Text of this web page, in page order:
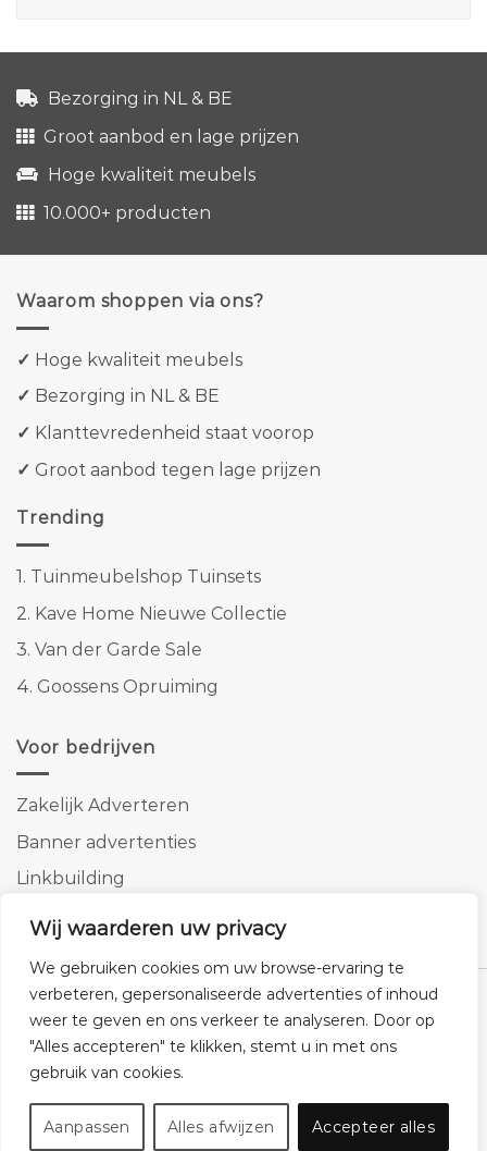
Wij waarderen uw privacy
We gebruiken cookies om uw browse-ervaring te
verbeteren, gepersonaliseerde advertenties of inhoud
weer te geven en ons verkeer te analyseren. Door op
"Alles accepteren" te klikken, stemt u in met ons
gebruik van cookies.
Aanpassen Alles afwijzen Accepteer alles
Bezorging in NL & BE
Groot aanbod en lage prijzen
Hoge kwaliteit meubels
10.000+ producten
Waarom shoppen via ons?
✓ Hoge kwaliteit meubels
✓ Bezorging in NL & BE
✓ Klanttevredenheid staat voorop
✓ Groot aanbod tegen lage prijzen
Trending
1. Tuinmeubelshop Tuinsets
2. Kave Home Nieuwe Collectie
3. Van der Garde Sale
4. Goossens Opruiming
Voor bedrijven
Zakelijk Adverteren
Banner advertenties
Linkbuilding
SEO copywriting
Klantenservice Cookies Privacybeleid Disclaimer